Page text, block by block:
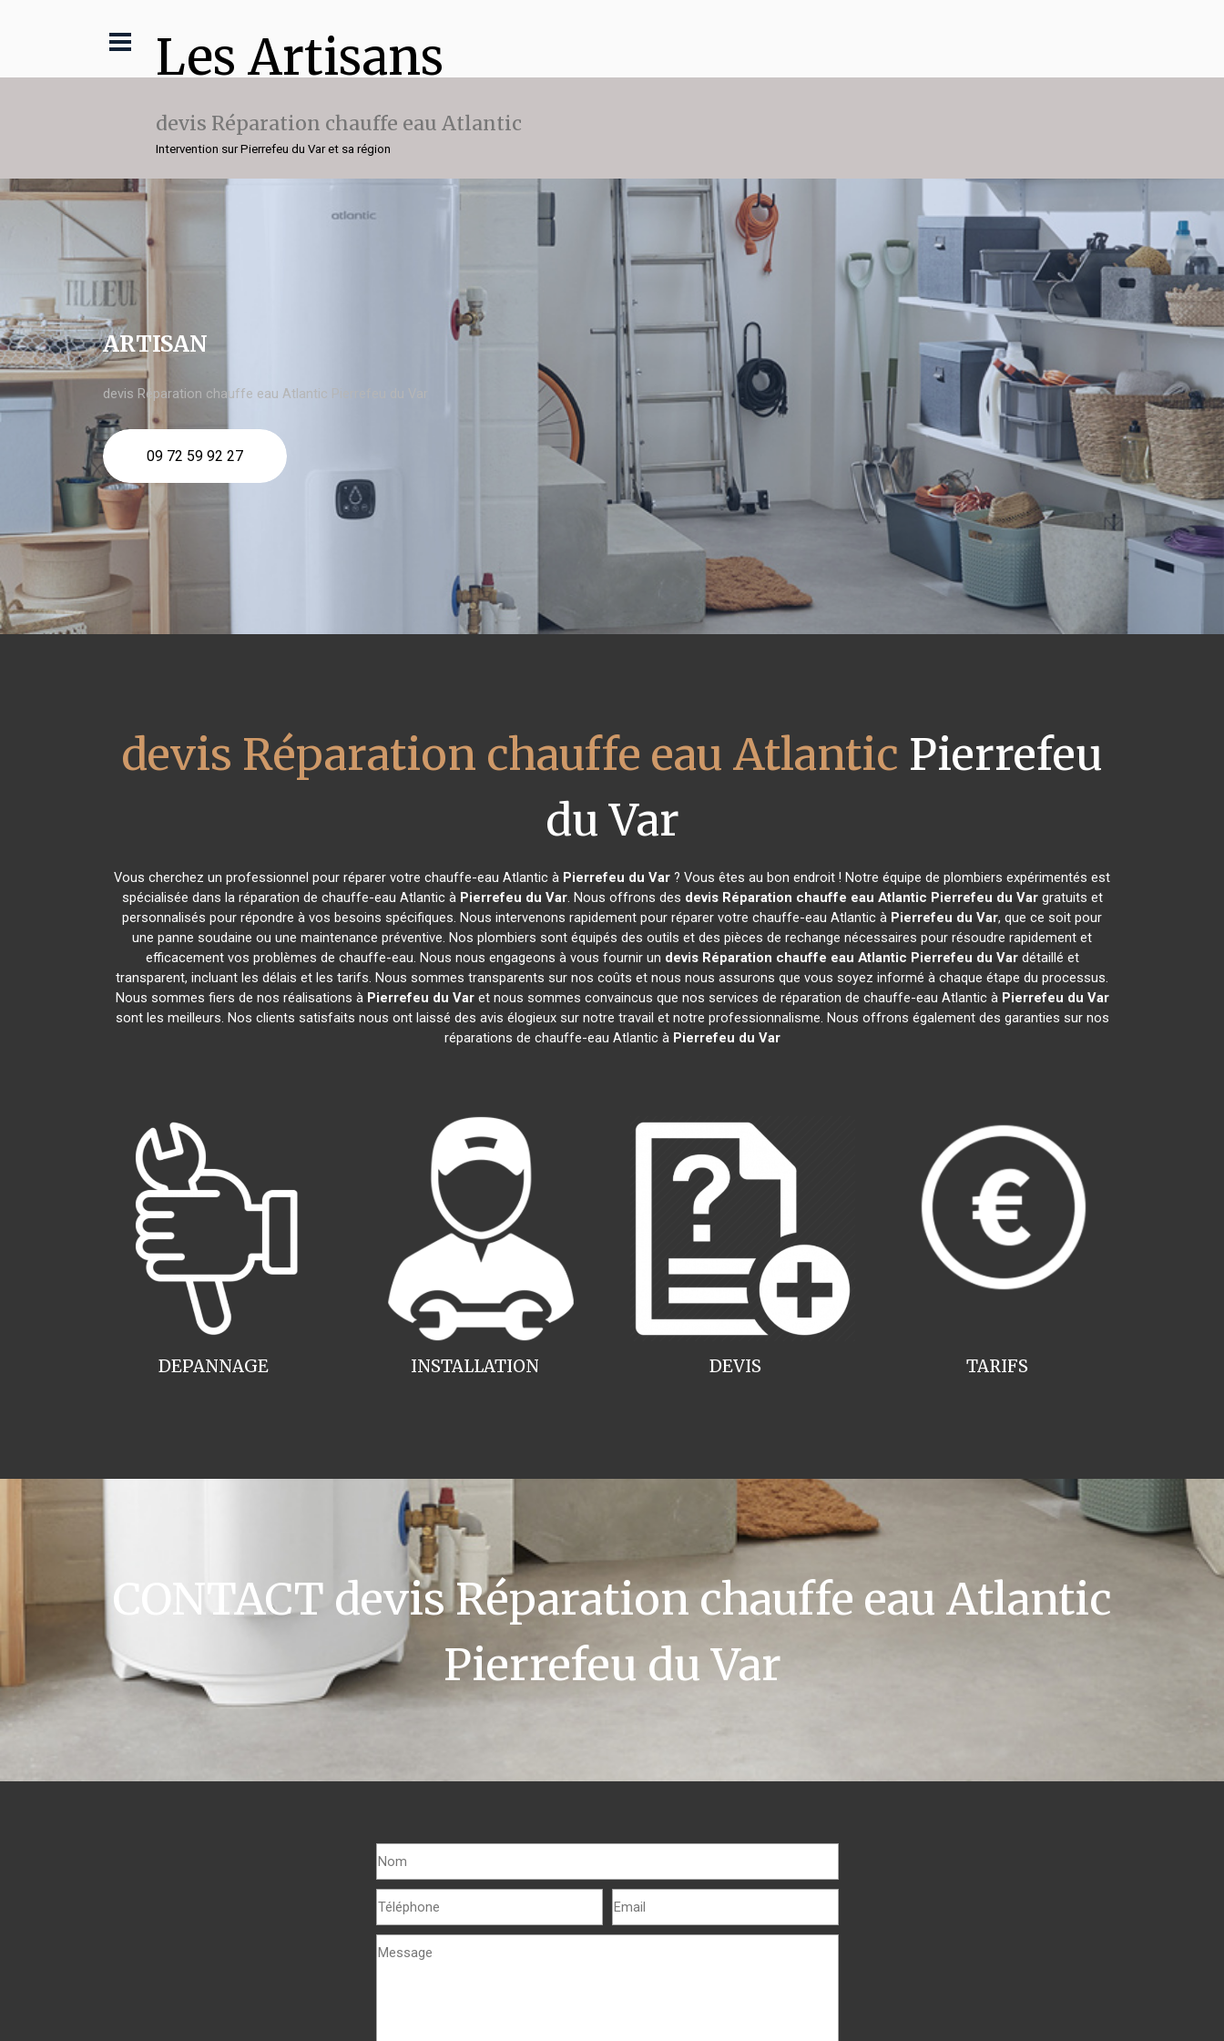
Les Artisans
devis Réparation chauffe eau Atlantic
Intervention sur Pierrefeu du Var et sa région
ARTISAN
devis Réparation chauffe eau Atlantic Pierrefeu du Var
09 72 59 92 27
devis Réparation chauffe eau Atlantic Pierrefeu
du Var
Vous cherchez un professionnel pour réparer votre chauffe-eau Atlantic à Pierrefeu du Var ? Vous êtes au bon endroit ! Notre équipe de plombiers expérimentés est
spécialisée dans la réparation de chauffe-eau Atlantic à Pierrefeu du Var. Nous offrons des devis Réparation chauffe eau Atlantic Pierrefeu du Vargratuits et
personnalisés pour répondre à vos besoins spécifiques. Nous intervenons rapidement pour réparer votre chauffe-eau Atlantic à Pierrefeu du Var, que ce soit pour
une panne soudaine ou une maintenance préventive. Nos plombiers sont équipés des outils et des pièces de rechange nécessaires pour résoudre rapidement et
efficacement vos problèmes de chauffe-eau. Nous nous engageons à vous fournir un devis Réparation chauffe eau Atlantic Pierrefeu du Vardétaillé et
transparent, incluant les délais et les tarifs. Nous sommes transparents sur nos coûts et nous nous assurons que vous soyez informé à chaque étape du processus.
Nous sommes fiers de nos réalisations à Pierrefeu du Varet nous sommes convaincus que nos services de réparation de chauffe-eau Atlantic à Pierrefeu du Var
sont les meilleurs. Nos clients satisfaits nous ont laissé des avis élogieux sur notre travail et notre professionnalisme. Nous offrons également des garanties sur nos
réparations de chauffe-eau Atlantic à Pierrefeu du Var
INSTALLATION
DEPANNAGE TARIFS
DEVIS
CONTACT devis Réparation chauffe eau Atlantic
Pierrefeu du Var